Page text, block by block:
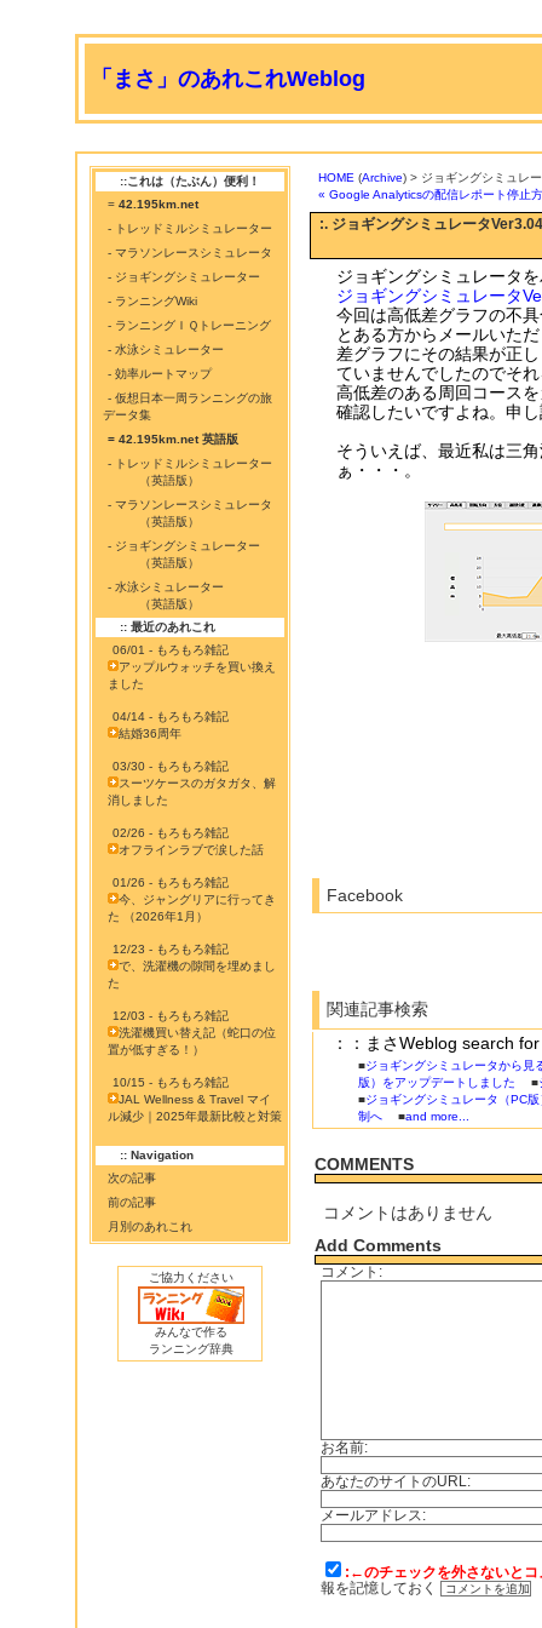
「まさ」のあれこれWeblog
::これは（たぶん）便利！
= 42.195km.net
- トレッドミルシミュレーター
- マラソンレースシミュレータ
- ジョギングシミュレーター
- ランニングWiki
- ランニングＩＱトレーニング
- 水泳シミュレーター
- 効率ルートマップ
- 仮想日本一周ランニングの旅
データ集
= 42.195km.net 英語版
- トレッドミルシミュレーター
（英語版）
- マラソンレースシミュレータ
（英語版）
- ジョギングシミュレーター
（英語版）
- 水泳シミュレーター
（英語版）
:: 最近のあれこれ
06/01 - もろもろ雑記
アップルウォッチを買い換え
ました
04/14 - もろもろ雑記
結婚36周年
03/30 - もろもろ雑記
スーツケースのガタガタ、解
消しました
02/26 - もろもろ雑記
オフラインラブで涙した話
01/26 - もろもろ雑記
今、ジャングリアに行ってき
た （2026年1月）
12/23 - もろもろ雑記
で、洗濯機の隙間を埋めまし
た
12/03 - もろもろ雑記
洗濯機買い替え記（蛇口の位
置が低すぎる！）
10/15 - もろもろ雑記
JAL Wellness & Travel マイ
ル減少｜2025年最新比較と対策
:: Navigation
次の記事
前の記事
月別のあれこれ
ご協力ください
みんなで作る
ランニング辞典
HOME (Archive) > ジョギングシミュレ
« Google Analyticsの配信レポート停止
:. ジョギングシミュレータVer3.04
ジョギングシミュレータ
ジョギングシミュレータ
今回は高低差グラフの不
とある方からメールいた
差グラフにその結果が正
ていませんでしたのでそ
高低差のある周回コース
確認したいですよね。申
そういえば、最近私は三
ぁ・・・。
Facebook
関連記事検索
：：まさWeblog search
■ジョギングシミュレータから見
版）をアップデートしました ■
■ジョギングシミュレータ（PC
制へ ■and more...
COMMENTS
コメントはありません
Add Comments
コメント:
お名前:
あなたのサイトのURL:
メールアドレス:
:←のチェックを外さないと
報を記憶しておく